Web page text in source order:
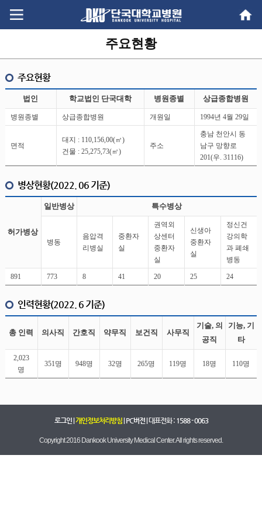
content
menu
주요현황
주요현황
법인 학교법인 단국대학 병원종별 상급종합병원
병원종별 상급종합병원 개원일 1994년 4월 29일
면적
대지 : 110,156,00(㎡)
건물 : 25,275,73(㎡)
주소
충남 천안시 동
남구 망향로
201(우. 31116)
병상현황(2022. 06 기준)
허가병상
일반병상 특수병상
병동
음압격
리병실
중환자
실
권역외
상센터
중환자
실
신생아
중환자
실
정신건
강의학
과 폐쇄
병동
891 773 8 41 20 25 24
인력현황(2022. 6 기준)
총 인력 의사직 간호직 약무직 보건직 사무직
기술, 의
공직
기능, 기
타
2,023
명
351명 948명 32명 265명 119명 18명 110명
로그인| 개인정보처리방침| PC버전| 대표전화 : 1588 - 0063
Copyright 2016 Dankook University Medical Center. All rights reserved.